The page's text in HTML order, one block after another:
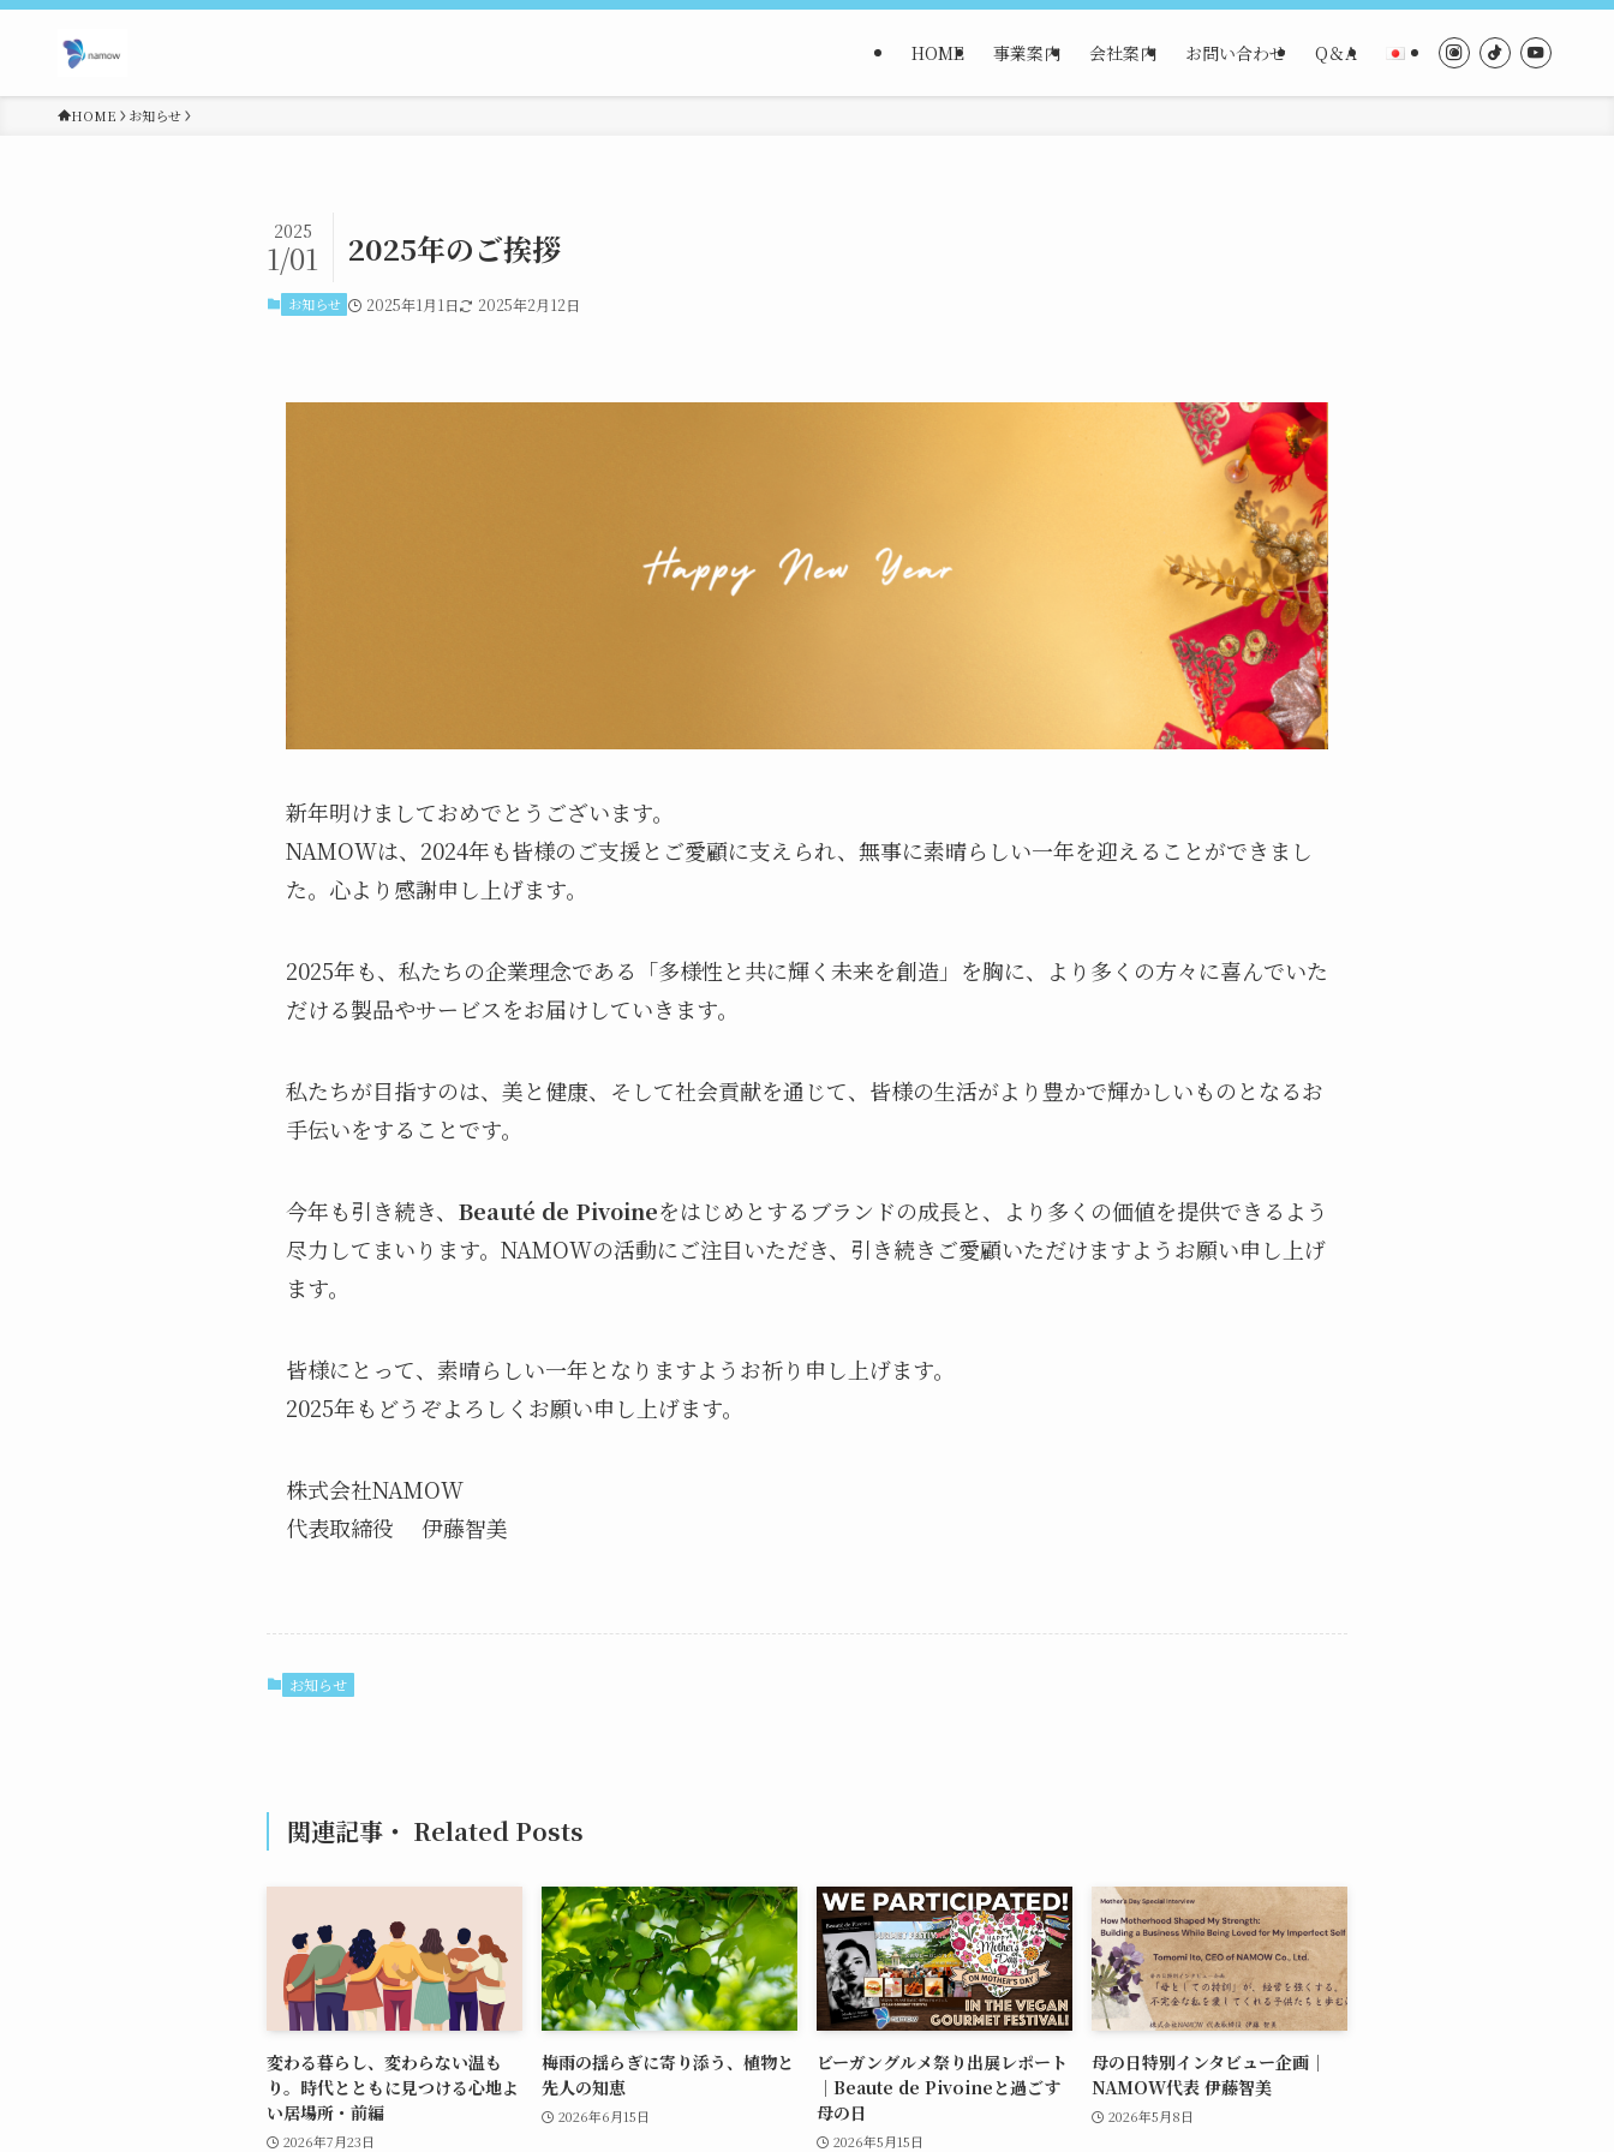
HOME 事業案内 会社案内 お問い合わせ Q＆A
HOME お知らせ
2025年のご挨拶
2025
1/01
お知らせ 2025年1月1日 2025年2月12日
新年明けましておめでとうございます。
NAMOWは、2024年も皆様のご支援とご愛顧に支えられ、無事に素晴らしい一年を迎えることができまし
た。心より感謝申し上げます。
2025年も、私たちの企業理念である「多様性と共に輝く未来を創造」を胸に、より多くの方々に喜んでいた
だける製品やサービスをお届けしていきます。
私たちが目指すのは、美と健康、そして社会貢献を通じて、皆様の生活がより豊かで輝かしいものとなるお
手伝いをすることです。
今年も引き続き、 Beauté de Pivoineをはじめとするブランドの成長と、より多くの価値を提供できるよう
尽力してまいります。NAMOWの活動にご注目いただき、引き続きご愛顧いただけますようお願い申し上げ
ます。
皆様にとって、素晴らしい一年となりますようお祈り申し上げます。
2025年もどうぞよろしくお願い申し上げます。
株式会社NAMOW
代表取締役 伊藤智美
お知らせ
関連記事・ Related Posts
変わる暮らし、変わらない温も
り。時代とともに見つける心地よ
い居場所・前編
2026年7月23日
梅雨の揺らぎに寄り添う、植物と
先人の知恵
2026年6月15日
ビーガングルメ祭り出展レポート
｜Beaute de Pivoineと過ごす
母の日
2026年5月15日
母の日特別インタビュー企画｜
NAMOW代表 伊藤智美
2026年5月8日